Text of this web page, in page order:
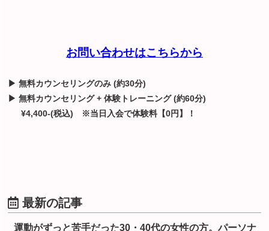
お問い合わせはこちらから
▶ 無料カウンセリングのみ (約30分)
▶ 無料カウンセリング + 体験トレーニング (約60分)
¥4,400-(税込) ※当日入会で体験料【0円】！
最新の記事
運動がずっと苦手だった30・40代の女性の方。パーソナ